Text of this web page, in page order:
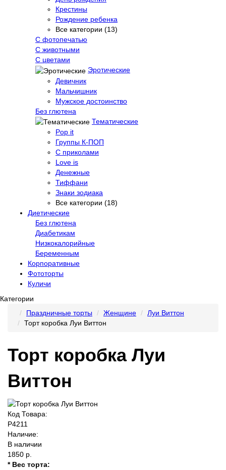
Крестины
Рождение ребенка
Все категории (13)
С фотопечатью
C животными
С цветами
Эротические
Девичник
Мальчишник
Мужское достоинство
Без глютена
Тематические
Pop it
Группы К-ПОП
С приколами
Love is
Денежные
Тиффани
Знаки зодиака
Все категории (18)
Диетические
Без глютена
Диабетикам
Низкокалорийные
Беременным
Корпоративные
Фототорты
Куличи
Категории
Праздничные торты
Женщине
Луи Виттон
Торт коробка Луи Виттон
Торт коробка Луи
Виттон
Код Товара:
P4211
Наличие:
В наличии
1850 р.
* Вес торта: